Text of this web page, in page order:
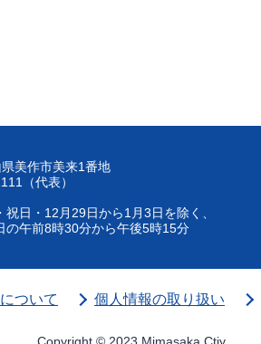
美作市美来1番地
（代表）
日・12月29日から1月3日を除く、
の午前8時30分から午後5時15分
ついて 個人情報の取り扱い